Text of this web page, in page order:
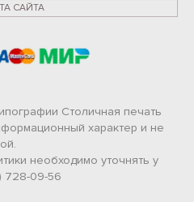
САЙТА
Столичная печать
характер и не
необходимо уточнять у
728-09-56